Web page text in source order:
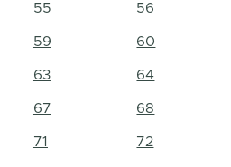
55 56
59 60
63 64
67 68
71 72